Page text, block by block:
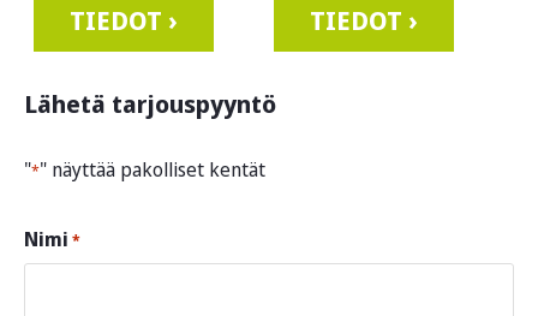
TIEDOT › TIEDOT ›
Lähetä tarjouspyyntö
"*" näyttää pakolliset kentät
Nimi *